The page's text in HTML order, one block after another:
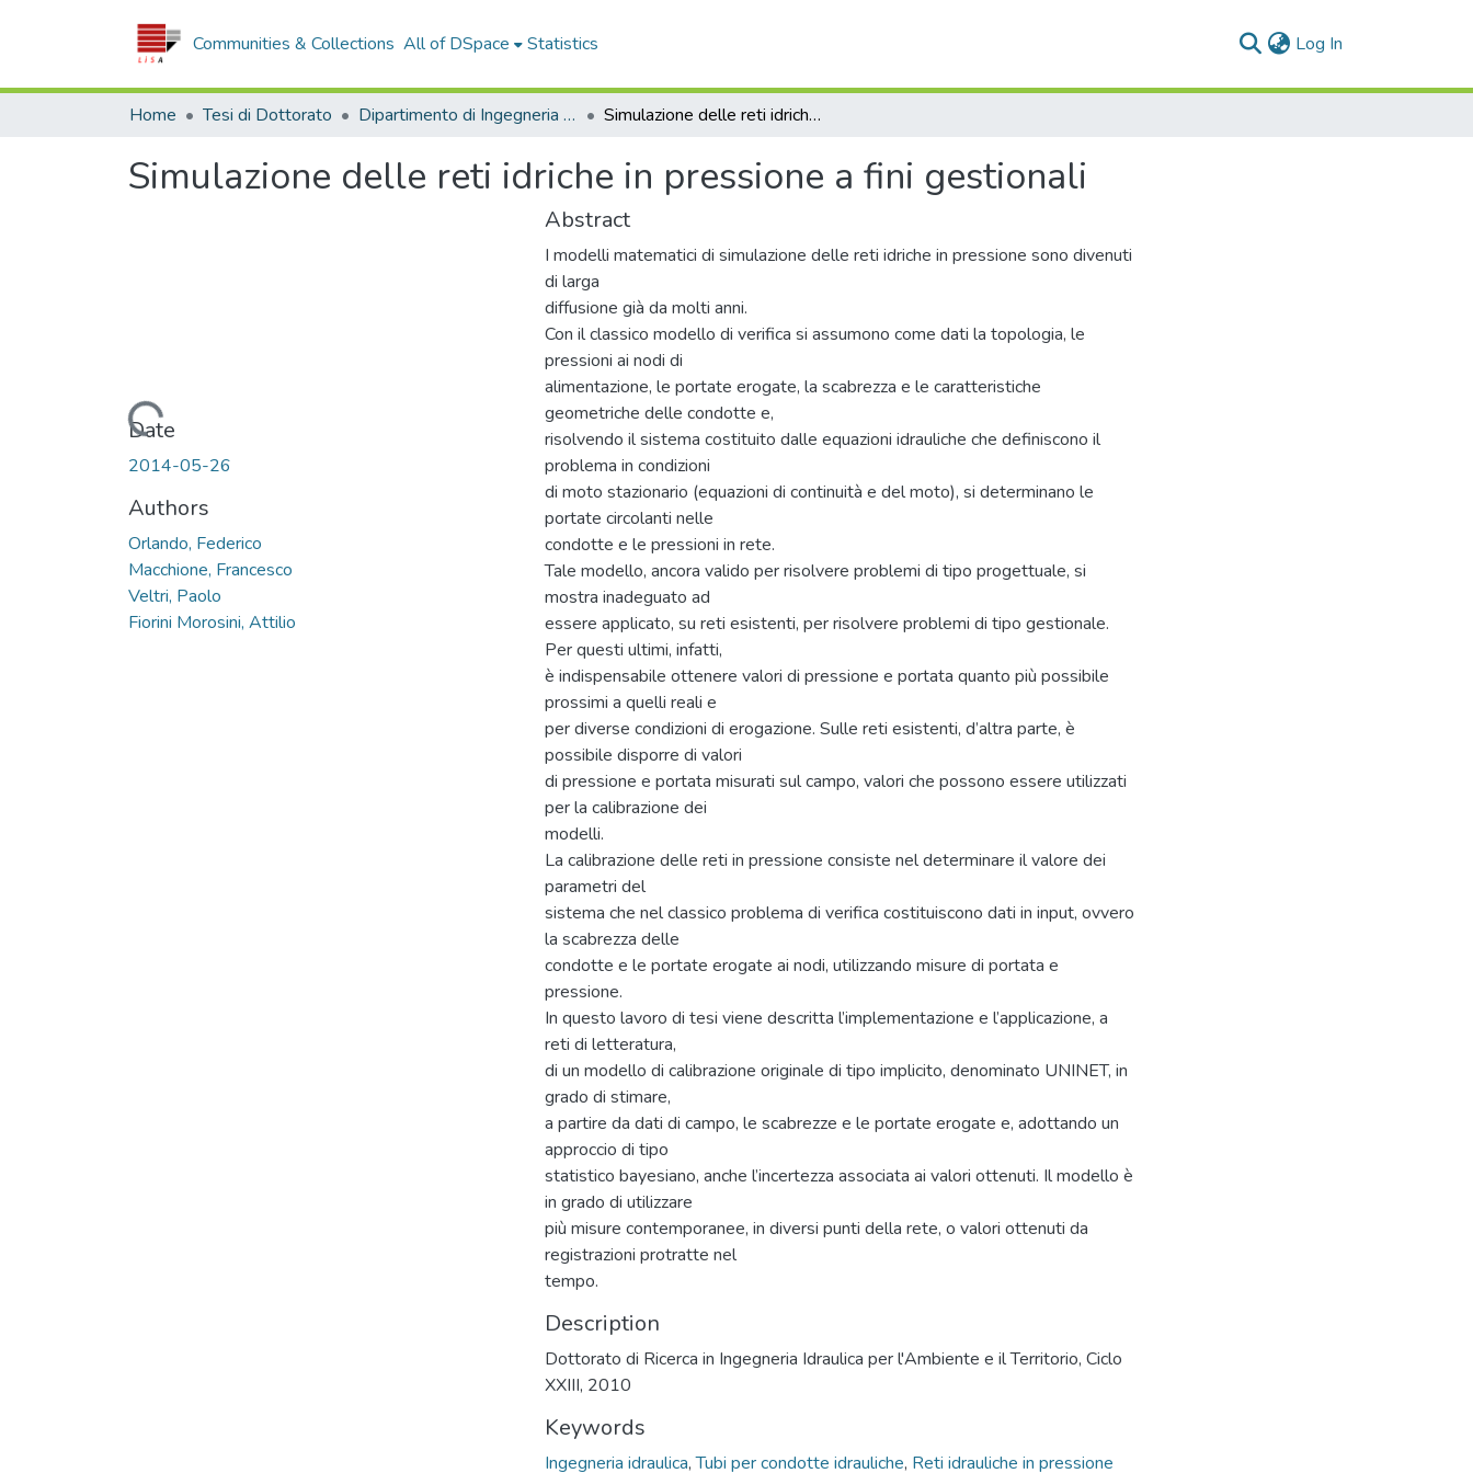
Communities & Collections All of DSpace Statistics Log In
Home Tesi di Dottorato Dipartimento di Ingegneria dell'Ambiente - Tesi di Dottorato Simulazione delle reti idriche in pressione a fini gestionali
Simulazione delle reti idriche in pressione a fini gestionali
Loading...
Date
2014-05-26
Authors
Orlando, Federico
Macchione, Francesco
Veltri, Paolo
Fiorini Morosini, Attilio
Abstract
I modelli matematici di simulazione delle reti idriche in pressione sono divenuti
di larga
diffusione già da molti anni.
Con il classico modello di verifica si assumono come dati la topologia, le
pressioni ai nodi di
alimentazione, le portate erogate, la scabrezza e le caratteristiche
geometriche delle condotte e,
risolvendo il sistema costituito dalle equazioni idrauliche che definiscono il
problema in condizioni
di moto stazionario (equazioni di continuità e del moto), si determinano le
portate circolanti nelle
condotte e le pressioni in rete.
Tale modello, ancora valido per risolvere problemi di tipo progettuale, si
mostra inadeguato ad
essere applicato, su reti esistenti, per risolvere problemi di tipo gestionale.
Per questi ultimi, infatti,
è indispensabile ottenere valori di pressione e portata quanto più possibile
prossimi a quelli reali e
per diverse condizioni di erogazione. Sulle reti esistenti, d’altra parte, è
possibile disporre di valori
di pressione e portata misurati sul campo, valori che possono essere utilizzati
per la calibrazione dei
modelli.
La calibrazione delle reti in pressione consiste nel determinare il valore dei
parametri del
sistema che nel classico problema di verifica costituiscono dati in input, ovvero
la scabrezza delle
condotte e le portate erogate ai nodi, utilizzando misure di portata e
pressione.
In questo lavoro di tesi viene descritta l’implementazione e l’applicazione, a
reti di letteratura,
di un modello di calibrazione originale di tipo implicito, denominato UNINET, in
grado di stimare,
a partire da dati di campo, le scabrezze e le portate erogate e, adottando un
approccio di tipo
statistico bayesiano, anche l’incertezza associata ai valori ottenuti. Il modello è
in grado di utilizzare
più misure contemporanee, in diversi punti della rete, o valori ottenuti da
registrazioni protratte nel
tempo.
Description
Dottorato di Ricerca in Ingegneria Idraulica per l'Ambiente e il Territorio, Ciclo
XXIII, 2010
Keywords
Ingegneria idraulica,Tubi per condotte idrauliche, Reti idrauliche in pressione